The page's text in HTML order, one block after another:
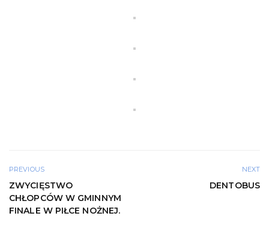
PREVIOUS
ZWYCIĘSTWO
CHŁOPCÓW W GMINNYM
FINALE W PIŁCE NOŻNEJ.
NEXT
DENTOBUS